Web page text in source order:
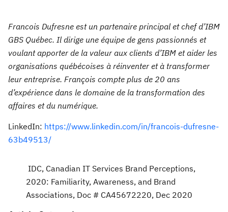
Francois Dufresne est un partenaire principal et chef d’IBM
GBS Québec. Il dirige une équipe de gens passionnés et
voulant apporter de la valeur aux clients d’IBM et aider les
organisations québécoises à réinventer et à transformer
leur entreprise. François compte plus de 20 ans
d’expérience dans le domaine de la transformation des
affaires et du numérique.
LinkedIn: https://www.linkedin.com/in/francois-dufresne-
63b49513/
IDC, Canadian IT Services Brand Perceptions,
2020: Familiarity, Awareness, and Brand
Associations, Doc # CA45672220, Dec 2020